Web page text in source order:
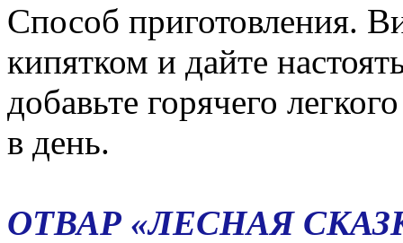
Способ приготовления.
кипятком и дайте
добавьте горячего
в день.
ОТВАР «ЛЕСНАЯ